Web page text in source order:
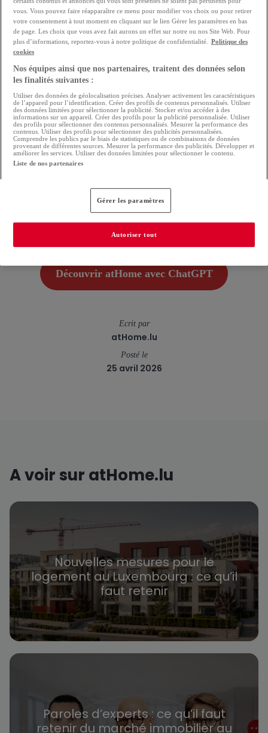
référence pour consulter et comparer les biens
immobiliers au Luxembourg.
Une expérience enrichie pour
votre recherche
Avec cette nouvelle fonctionnalité, la recherche
immobilière devient encore plus fluide et flexible.
Que vous soyez au début de votre réflexion ou déjà
à la recherche active d’un bien, ChatGPT vous
offre une nouvelle manière de découvrir les
opportunités disponibles sur atHome.
Découvrir atHome avec ChatGPT
Ecrit par
atHome.lu
Posté le
25 avril 2026
A voir sur atHome.lu
Nouvelles mesures pour le
logement au Luxembourg : ce qu’il
faut retenir
Paroles d’experts : ce qu’il faut
retenir du marché immobilier au
vous. Vous pouvez faire réapparaître ce menu pour modifier vos choix ou pour retirer
votre consentement à tout moment en cliquant sur le lien Gérer les paramètres en bas
de page. Les choix que vous avez fait aurons un effet sur notre ou nos Site Web. Pour
plus d’informations, reportez-vous à notre politique de confidentialité.
Politique des
cookies
Nos équipes ainsi que nos partenaires, traitent des données selon
les finalités suivantes :
Utiliser des données de géolocalisation précises. Analyser activement les caractéristiques
de l’appareil pour l’identification. Créer des profils de contenus personnalisés. Utiliser
des données limitées pour sélectionner la publicité. Stocker et/ou accéder à des
informations sur un appareil. Créer des profils pour la publicité personnalisée. Utiliser
des profils pour sélectionner des contenus personnalisés. Mesurer la performance des
contenus. Utiliser des profils pour sélectionner des publicités personnalisées.
Comprendre les publics par le biais de statistiques ou de combinaisons de données
provenant de différentes sources. Mesurer la performance des publicités. Développer et
améliorer les services. Utiliser des données limitées pour sélectionner le contenu.
Liste de nos partenaires
Gérer les paramètres
Autoriser tout